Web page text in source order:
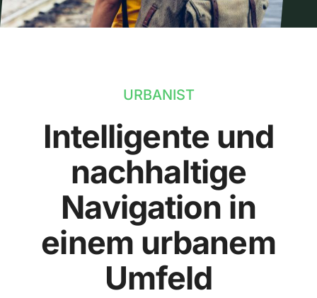
URBANIST
Intelligente und
nachhaltige
Navigation in
einem urbanem
Umfeld